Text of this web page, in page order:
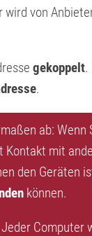
wird von
gekoppelt.
.
ab:
Kontakt mit
den Geräten
können.
Computer